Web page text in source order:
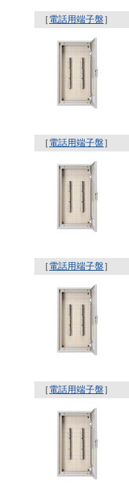
［ 電話用端子盤］
［ 電話用端子盤］
［ 電話用端子盤］
［ 電話用端子盤］